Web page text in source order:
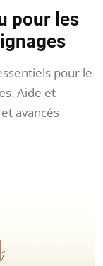
pour les
pour le
Aide et
avancés